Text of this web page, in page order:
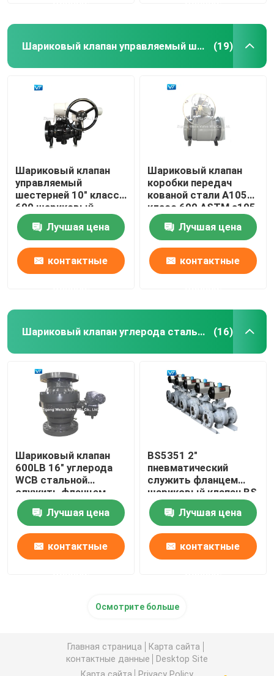
Шариковый клапан управляемый шестерней (19)
Шариковый клапан
управляемый
шестерней 10" класса
600 шариковый
клапан углерода WCB
стальнойЛучшая цена
контактные
Шариковый клапан
коробки передач
кованой стали A105
класс 600 ASTM a105
16 дюймов
Лучшая цена
контактные
Шариковый клапан углерода стальной служить фланцем (16)
Шариковый клапан
600LB 16" углерода
WCB стальной
служить фланцем
шариковые клапаны
большого диаметра
Лучшая цена
контактные
BS5351 2"
пневматический
служить фланцем
шариковый клапан BS
5351 класса 600
шарикового клапана с
распределительной
коробкой предела
Лучшая цена
контактные
Осмотрите больше
Главная страница
Карта сайта
контактные данные
Desktop Site
Карта сайта
Privacy Policy